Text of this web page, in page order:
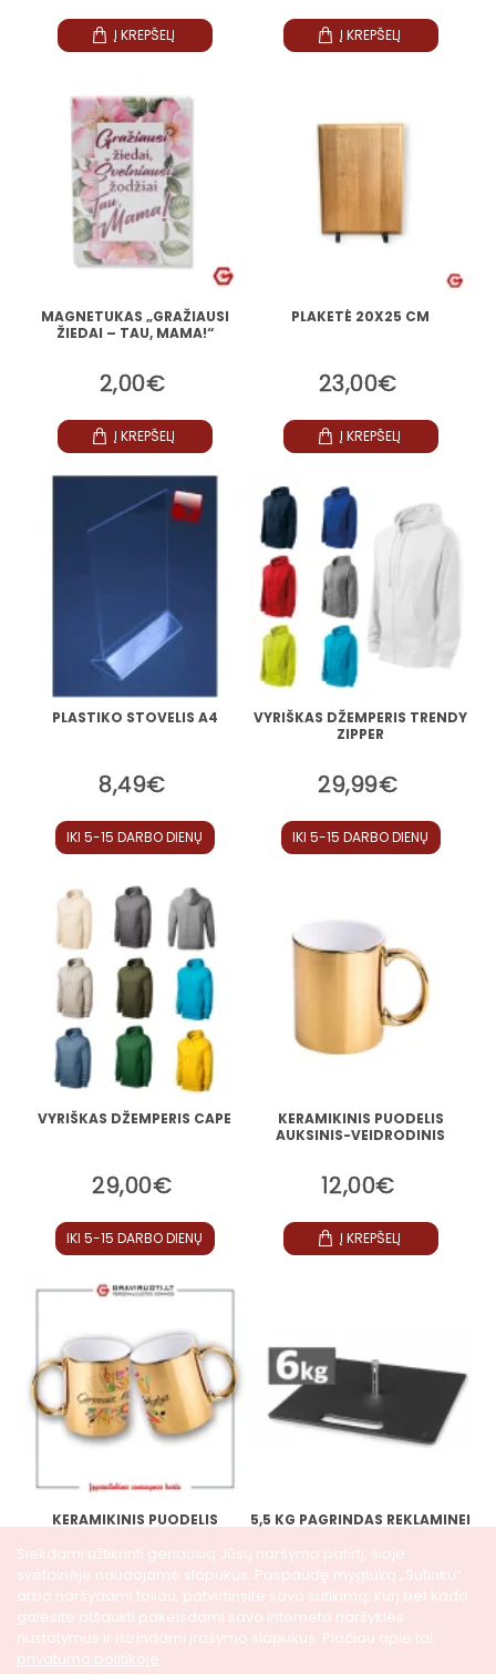
Siekdami užtikrinti geriausią Jūsų naršymo patirtį, šioje
svetainėje naudojame slapukus. Paspaudę mygtuką „Sutinku“
arba naršydami toliau, patvirtinsite savo sutikimą, kurį bet kada
galėsite atšaukti pakeisdami savo interneto naršyklės
nustatymus ir ištrindami įrašymo slapukus. Plačiau apie tai:
privatumo politikoje
Į KREPŠELĮ Į KREPŠELĮ
MAGNETUKAS „GRAŽIAUSI
ŽIEDAI – TAU, MAMA!“
2,00€
Į KREPŠELĮ
PLAKETĖ 20X25 CM
23,00€
Į KREPŠELĮ
PLASTIKO STOVELIS A4
8,49€
IKI 5-15 DARBO DIENŲ
VYRIŠKAS DŽEMPERIS TRENDY
ZIPPER
29,99€
IKI 5-15 DARBO DIENŲ
VYRIŠKAS DŽEMPERIS CAPE
29,00€
IKI 5-15 DARBO DIENŲ
KERAMIKINIS PUODELIS
AUKSINIS-VEIDRODINIS
12,00€
Į KREPŠELĮ
KERAMIKINIS PUODELIS
9,99€
Į KREPŠELĮ
5,5 KG PAGRINDAS REKLAMINEI
45,00€
Į KREPŠELĮ